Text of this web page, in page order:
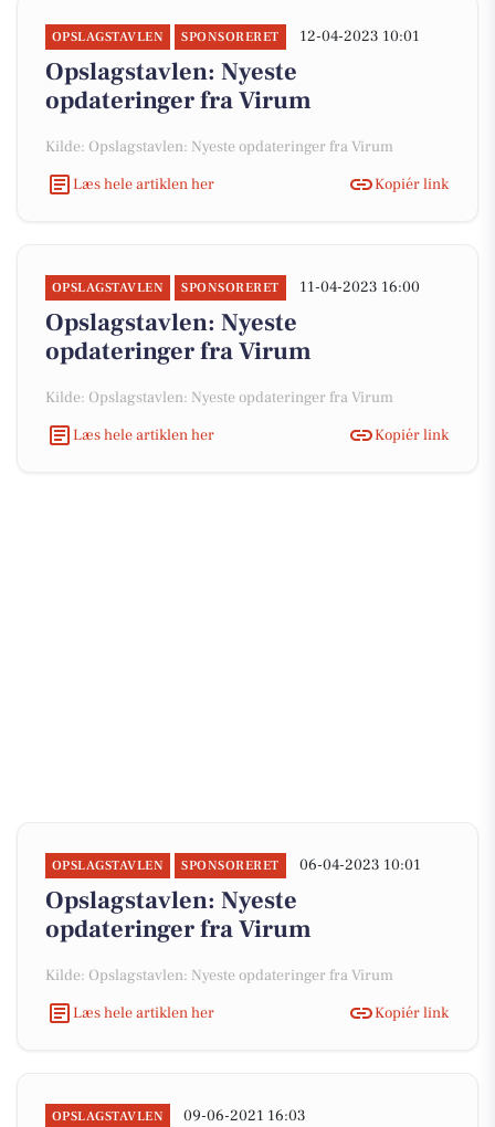
OPSLAGSTAVLEN SPONSORERET 12-04-2023 10:01
Opslagstavlen: Nyeste
opdateringer fra Virum
Kilde: Opslagstavlen: Nyeste opdateringer fra Virum
Læs hele artiklen her
Kopiér link
OPSLAGSTAVLEN SPONSORERET 11-04-2023 16:00
Opslagstavlen: Nyeste
opdateringer fra Virum
Kilde: Opslagstavlen: Nyeste opdateringer fra Virum
Læs hele artiklen her
Kopiér link
OPSLAGSTAVLEN SPONSORERET 06-04-2023 10:01
Opslagstavlen: Nyeste
opdateringer fra Virum
Kilde: Opslagstavlen: Nyeste opdateringer fra Virum
Læs hele artiklen her
Kopiér link
OPSLAGSTAVLEN 09-06-2021 16:03